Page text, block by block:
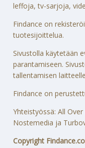
leffoja, tv-sarjoja,
Findance on
tuotesijoittelua.
Sivustolla käytetään
parantamiseen.
tallentamisen
Findance on
Yhteistyössä: All
Nostemedia ja
Copyright